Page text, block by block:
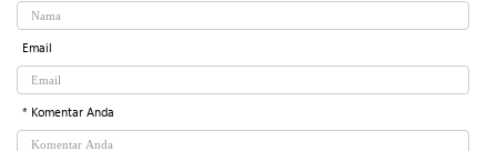
Email
* Komentar Anda